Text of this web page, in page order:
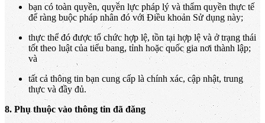
bạn có toàn quyền, quyền lực pháp lý và thẩm quyền thực tế
để ràng buộc pháp nhân đó với Điều khoản Sử dụng này;
thực thể đó được tổ chức hợp lệ, tồn tại hợp lệ và ở trạng thái
tốt theo luật của tiểu bang, tỉnh hoặc quốc gia nơi thành lập;
và
tất cả thông tin bạn cung cấp là chính xác, cập nhật, trung
thực và đầy đủ.
8. Phụ thuộc vào thông tin đã đăng